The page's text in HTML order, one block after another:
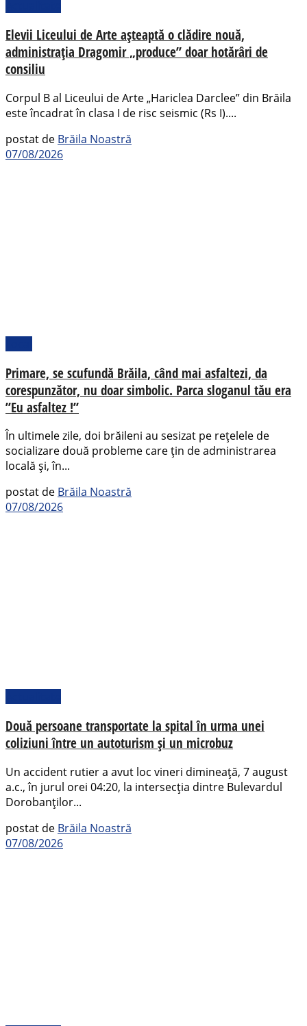
Elevii Liceului de Arte așteaptă o clădire nouă,
administrația Dragomir „produce” doar hotărâri de
consiliu
Corpul B al Liceului de Arte „Hariclea Darclee” din Brăila
este încadrat în clasa I de risc seismic (Rs I)....
postat de Brăila Noastră
07/08/2026
Primare, se scufundă Brăila, când mai asfaltezi, da
corespunzător, nu doar simbolic. Parca sloganul tău era
”Eu asfaltez !”
În ultimele zile, doi brăileni au sesizat pe rețelele de
socializare două probleme care țin de administrarea
locală și, în...
postat de Brăila Noastră
07/08/2026
Două persoane transportate la spital în urma unei
coliziuni între un autoturism și un microbuz
Un accident rutier a avut loc vineri dimineață, 7 august
a.c., în jurul orei 04:20, la intersecția dintre Bulevardul
Dorobanților...
postat de Brăila Noastră
07/08/2026